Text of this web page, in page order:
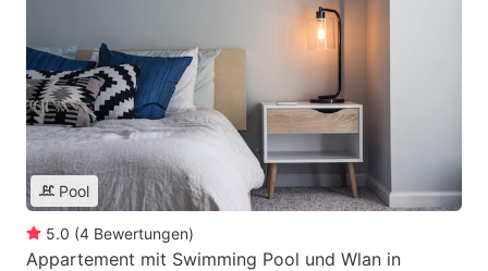
Pool
5.0 (4 Bewertungen)
Appartement mit Swimming Pool und Wlan in